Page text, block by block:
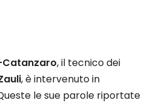
, il tecnico dei
, è intervenuto in
le sue parole riportate